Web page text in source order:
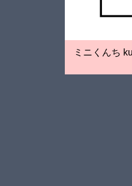
ミニくんち